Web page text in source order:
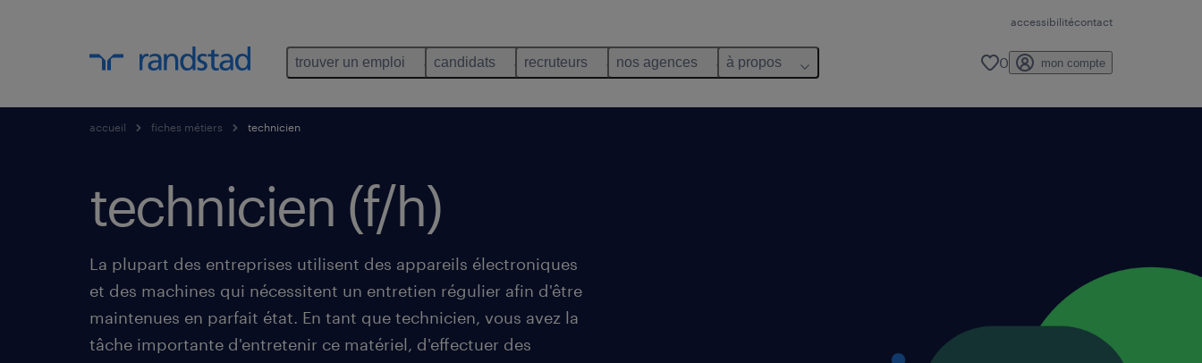
accessibilitécontact
trouver un emploi candidats recruteurs nos agences à propos 0 mon compte
accueil fiches métiers technicien
technicien (f/h)
La plupart des entreprises utilisent des appareils électroniques
et des machines qui nécessitent un entretien régulier afin d'être
maintenues en parfait état. En tant que technicien, vous avez la
tâche importante d'entretenir ce matériel, d'effectuer des